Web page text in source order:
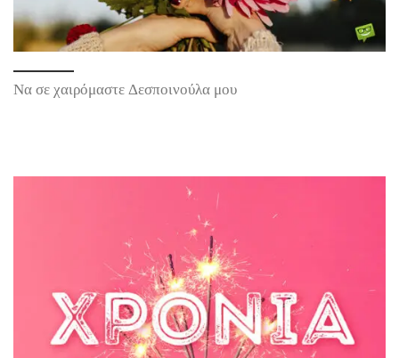
Να σε χαιρόμαστε Δεσποινούλα μου